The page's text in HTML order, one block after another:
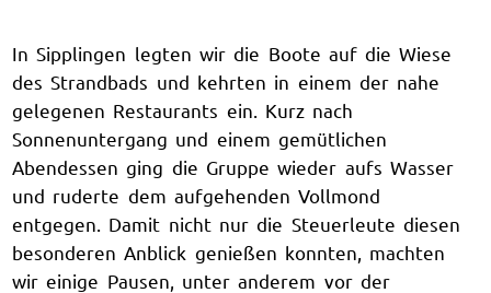
In Sipplingen legten wir die Boote auf die Wiese
des Strandbads und kehrten in einem der nahe
gelegenen Restaurants ein. Kurz nach
Sonnenuntergang und einem gemütlichen
Abendessen ging die Gruppe wieder aufs Wasser
und ruderte dem aufgehenden Vollmond
entgegen. Damit nicht nur die Steuerleute diesen
besonderen Anblick genießen konnten, machten
wir einige Pausen, unter anderem vor der